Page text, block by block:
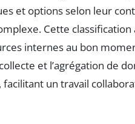
et options selon leur
Cette classification
internes au bon
et l’agrégation de
un travail